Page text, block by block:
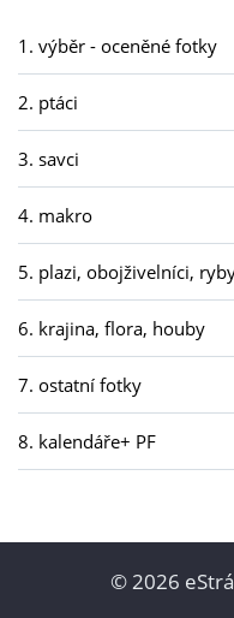
1. výběr - oceněné fotky
2. ptáci
3. savci
4. makro
5. plazi, obojživelníci,
6. krajina, flora, houby
7. ostatní fotky
8. kalendáře+ PF
© 2026